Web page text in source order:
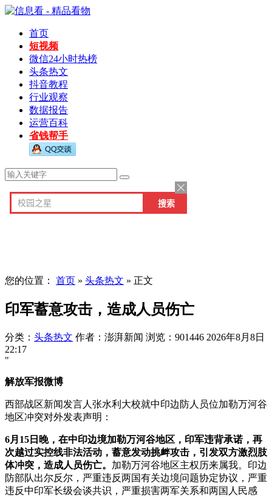
首页
短视频
微信24小时热榜
头条热文
抖音教程
行业观察
数据报告
运营百科
省钱帮手
您的位置： 首页 » 头条热文 » 正文
印军蓄意攻击，造成人员伤亡
分类： 头条热文 作者：澎湃新闻 浏览：901446 2026年8月8日
22:17
"
解放军报微博
西部战区新闻发言人张水利大校就中印边防人员位加勒万河谷
地区冲突对外发表声明：
6月15日晚，在中印边境加勒万河谷地区，印军违背承诺，再
次越过实控线非法活动，蓄意发动挑衅攻击，引发双方激烈肢
体冲突，造成人员伤亡。 加勒万河谷地区主权历来属我。印边
防部队出尔反尔，严重违反两国有关边境问题协定协议，严重
违反中印军长级会谈共识，严重损害两军关系和两国人民感